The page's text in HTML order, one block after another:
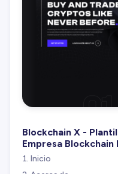
Blockchain X -
Empresa Blockchain
Inicio